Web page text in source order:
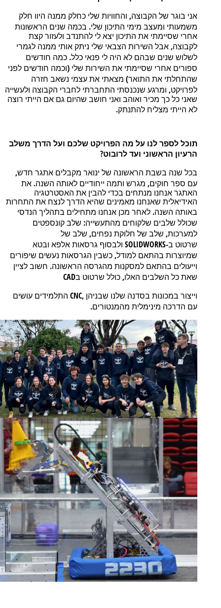
אני בוגר של הקבוצה, והחוויות שלי כחלק ממנה היוו חלק
משמעותי ומעצב מימי התיכון שלי. בכמה שנים הראשונות
אחרי שסיימתי את התיכון יצא לי להתנדב ולעזור קצת
לקבוצה, אבל השירות הצבאי שלי ניתק אותי ממנה לגמרי
לשלוש שנים שבהם לא היה לי פנאי כלל. כמה חודשים
ספורים אחרי שסיימתי את השירות שלי (וכמה חודשים לפני
שהתחלתי את התואר) מצאתי את עצמי נשאב חזרה
לפרויקט, ומרגע שנכנסתי התחברתי לחברי הקבוצה ולעשייה
שאני כל כך מכיר ואוהב ואני חושב שהיום גם אם הייתי רוצה
לא הייתי מצליח להתנתק.
תוכל לספר לנו על מה הפרויקט שלכם ועל הדרך משלב
הרעיון הראשוני ועד לרובוט?
בכל שנה בשבת הראשונה של ינואר מקבלים אתגר חדש,
עם ספר חוקים, מגרש ותמה ייחודיים לאותה השנה. את
האתגר אנחנו מנתחים בכדי להבין את האסטרטגיה
האידיאלית שאנחנו מאמינים שהיא הדרך לנצח את התחרות
באותה השנה. לאחר מכן אנחנו מתחילים בתהליך הנדסי
שכולל שלבים שלקוחים מהתעשייה: שלב קונספטים
למערכות, שלב של חלוקת נפחים, שלב של
שרטוט בSOLIDWORKS- ולבסוף גרסאות אלפא ובטא
שמיוצרות בהתאם למודל, כשבין הגרסאות נעשים שיפורים
וייעולים בהתאם למסקנות מהגרסה הראשונה. חשוב לציין
שאת כל השלבים האלו, כולל שרטוט בCAD
וייצור במכונות בסדנה שלנו שבניהן CNC, התלמידים עושים
עם הדרכה מינימלית מהמנטורים.